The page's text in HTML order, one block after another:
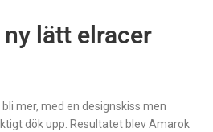
lätt elracer
mer, med en designskiss men
dök upp. Resultatet blev Amarok